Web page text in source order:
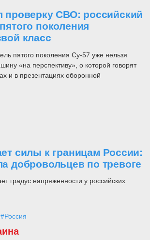
проверку СВО: российский
поколения
класс
пятого поколения Су-57 уже нельзя
«на перспективу», о которой говорят
и в презентациях оборонной
силы к границам России:
добровольцев по тревоге
градус напряженности у российских
#Россия